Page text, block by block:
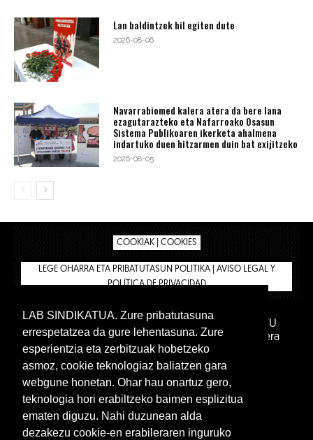
Lan baldintzek hil egiten dute
2026-08-06
Navarrabiomed kalera atera da bere lana
ezagutarazteko eta Nafarroako Osasun
Sistema Publikoaren ikerketa ahalmena
indartuko duen hitzarmen duin bat exijitzeko
2026-08-05
COOKIAK | COOKIES
LEGE OHARRA ETA PRIBATUTASUN POLITIKA | AVISO LEGAL Y
POLÍTICA DE PRIVACIDAD
IPAR HEGOA FUNDAZIOA
AFILIATU
DENDA
BARNE GUNEA 🔑 Euskara Gaztelera
LAB SINDIKATUA. Zure pribatutasuna
errespetatzea da gure lehentasuna. Zure
esperientzia eta zerbitzuak hobetzeko
asmoz, cookie teknologiaz baliatzen gara
webgune honetan. Ohar hau onartuz gero,
teknologia hori erabiltzeko baimen esplizitua
ematen diguzu. Nahi duzunean alda
dezakezu cookie-en erabileraren inguruko